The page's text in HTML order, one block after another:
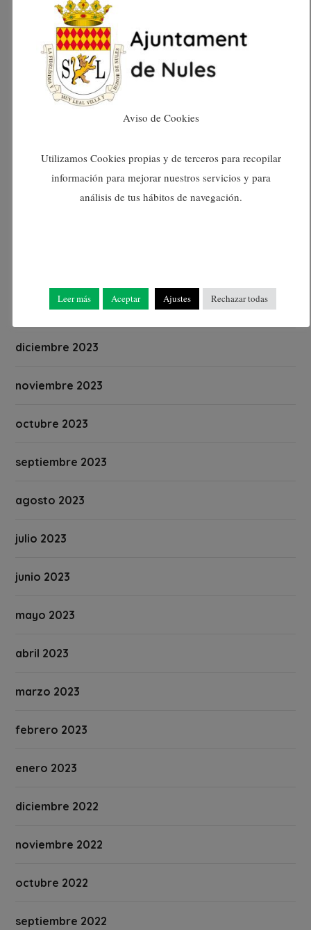
septiembre 2024
agosto 2024
julio 2024
mayo 2024
enero 2024
diciembre 2023
noviembre 2023
octubre 2023
septiembre 2023
agosto 2023
julio 2023
junio 2023
mayo 2023
abril 2023
marzo 2023
febrero 2023
enero 2023
diciembre 2022
noviembre 2022
octubre 2022
septiembre 2022
Aviso de Cookies
Utilizamos Cookies propias y de terceros para recopilar
información para mejorar nuestros servicios y para
análisis de tus hábitos de navegación.
Leer más Aceptar Ajustes Rechazar todas